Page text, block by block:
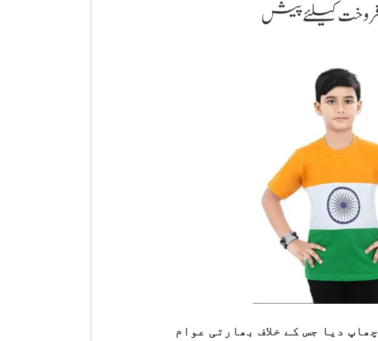
فروخت کیلئے پیش
دیا جس کے خلاف بھارتی عوام